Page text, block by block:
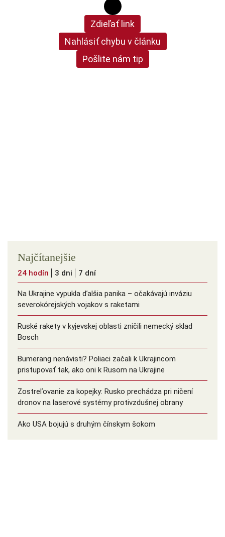
Zdieľať link
Nahlásiť chybu v článku
Pošlite nám tip
Najčítanejšie
24 hodín 3 dni 7 dní
Na Ukrajine vypukla ďalšia panika – očakávajú inváziu
severokórejských vojakov s raketami
Ruské rakety v kyjevskej oblasti zničili nemecký sklad
Bosch
Bumerang nenávisti? Poliaci začali k Ukrajincom
pristupovať tak, ako oni k Rusom na Ukrajine
Zostreľovanie za kopejky: Rusko prechádza pri ničení
dronov na laserové systémy protivzdušnej obrany
Ako USA bojujú s druhým čínskym šokom